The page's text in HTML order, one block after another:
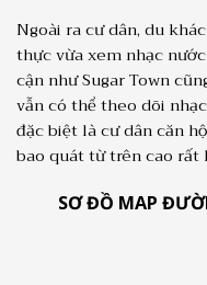
Ngoài ra cư dân, du
thực vừa xem nhạc
cận như Sugar Town
vẫn có thể theo dõi
đặc biệt là cư dân căn
bao quát từ trên cao rất
SƠ ĐỒ MAP